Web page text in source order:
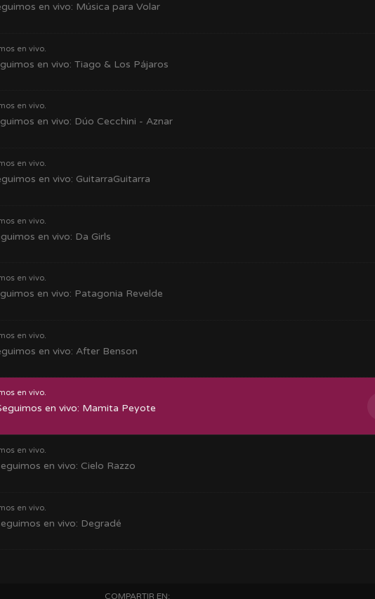
en vivo: Música para Volar
en vivo.
en vivo: Tiago & Los Pájaros
en vivo.
en vivo: Dúo Cecchini - Aznar
en vivo.
en vivo: GuitarraGuitarra
en vivo.
en vivo: Da Girls
en vivo.
en vivo: Patagonia Revelde
en vivo.
en vivo: After Benson
en vivo.
en vivo: Mamita Peyote
en vivo.
en vivo: Cielo Razzo
en vivo.
en vivo: Degradé
COMPARTIR EN: